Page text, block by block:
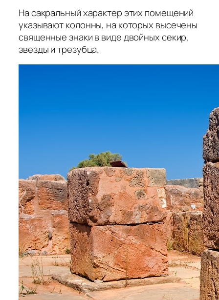
На сакральный характер этих помещений
указывают колонны, на которых высечены
священные знаки в виде двойных секир,
звезды и трезубца.